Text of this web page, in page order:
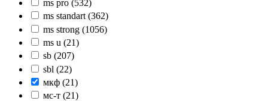
ms pro (532)
ms standart (362)
ms strong (1056)
ms u (21)
sb (207)
sbl (22)
мкф (21)
мс-т (21)